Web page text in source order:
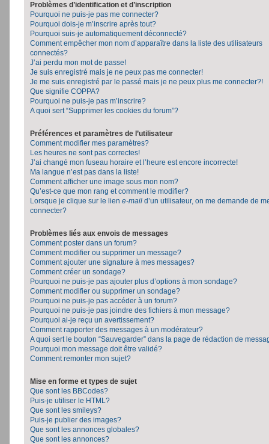
Problèmes d’identification et d’inscription
Pourquoi ne puis-je pas me connecter?
Pourquoi dois-je m’inscrire après tout?
Pourquoi suis-je automatiquement déconnecté?
Comment empêcher mon nom d’apparaître dans la liste des utilisateurs
connectés?
J’ai perdu mon mot de passe!
Je suis enregistré mais je ne peux pas me connecter!
Je me suis enregistré par le passé mais je ne peux plus me connecter?!
Que signifie COPPA?
Pourquoi ne puis-je pas m’inscrire?
A quoi sert “Supprimer les cookies du forum”?
Préférences et paramètres de l’utilisateur
Comment modifier mes paramètres?
Les heures ne sont pas correctes!
J’ai changé mon fuseau horaire et l’heure est encore incorrecte!
Ma langue n’est pas dans la liste!
Comment afficher une image sous mon nom?
Qu’est-ce que mon rang et comment le modifier?
Lorsque je clique sur le lien e-mail d’un utilisateur, on me demande de
connecter?
Problèmes liés aux envois de messages
Comment poster dans un forum?
Comment modifier ou supprimer un message?
Comment ajouter une signature à mes messages?
Comment créer un sondage?
Pourquoi ne puis-je pas ajouter plus d’options à mon sondage?
Comment modifier ou supprimer un sondage?
Pourquoi ne puis-je pas accéder à un forum?
Pourquoi ne puis-je pas joindre des fichiers à mon message?
Pourquoi ai-je reçu un avertissement?
Comment rapporter des messages à un modérateur?
A quoi sert le bouton “Sauvegarder” dans la page de rédaction de
Pourquoi mon message doit être validé?
Comment remonter mon sujet?
Mise en forme et types de sujet
Que sont les BBCodes?
Puis-je utiliser le HTML?
Que sont les smileys?
Puis-je publier des images?
Que sont les annonces globales?
Que sont les annonces?